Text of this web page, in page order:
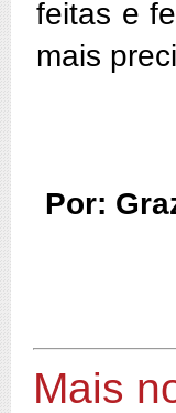
feitas e
mais
Por:
Mais